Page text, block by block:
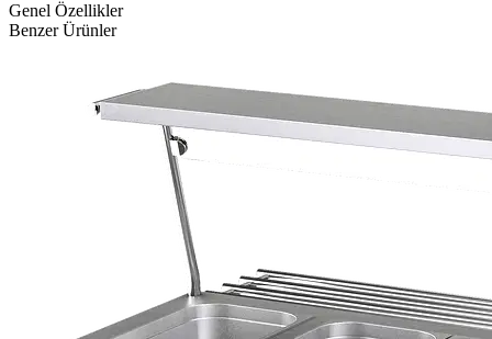
Genel Özellikler
Benzer Ürünler